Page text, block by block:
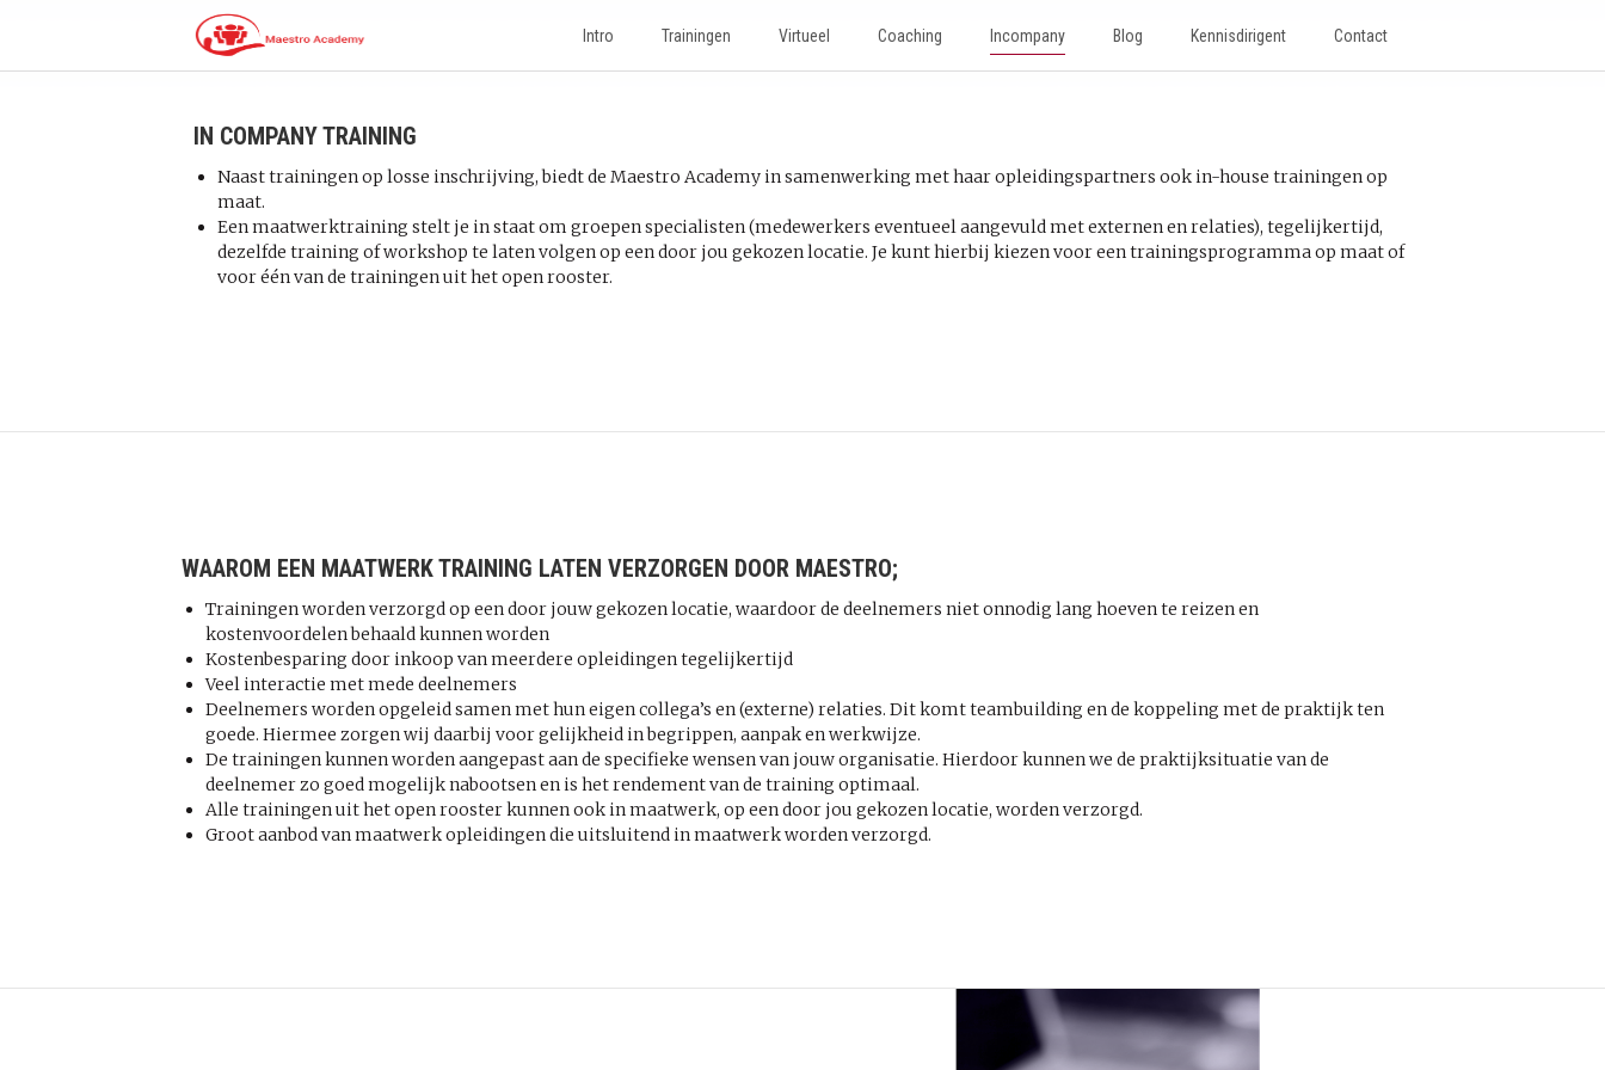
Intro Trainingen Virtueel Coaching Incompany Blog Kennisdirigent Contact
IN COMPANY TRAINING
Naast trainingen op losse inschrijving, biedt de Maestro Academy in samenwerking met haar opleidingspartners ook in-house trainingen op
maat.
Een maatwerktraining stelt je in staat om groepen specialisten (medewerkers eventueel aangevuld met externen en relaties), tegelijkertijd,
dezelfde training of workshop te laten volgen op een door jou gekozen locatie. Je kunt hierbij kiezen voor een trainingsprogramma op maat of
voor één van de trainingen uit het open rooster.
WAAROM EEN MAATWERK TRAINING LATEN VERZORGEN DOOR MAESTRO;
Trainingen worden verzorgd op een door jouw gekozen locatie, waardoor de deelnemers niet onnodig lang hoeven te reizen en
kostenvoordelen behaald kunnen worden
Kostenbesparing door inkoop van meerdere opleidingen tegelijkertijd
Veel interactie met mede deelnemers
Deelnemers worden opgeleid samen met hun eigen collega’s en (externe) relaties. Dit komt teambuilding en de koppeling met de praktijk ten
goede. Hiermee zorgen wij daarbij voor gelijkheid in begrippen, aanpak en werkwijze.
De trainingen kunnen worden aangepast aan de specifieke wensen van jouw organisatie. Hierdoor kunnen we de praktijksituatie van de
deelnemer zo goed mogelijk nabootsen en is het rendement van de training optimaal.
Alle trainingen uit het open rooster kunnen ook in maatwerk, op een door jou gekozen locatie, worden verzorgd.
Groot aanbod van maatwerk opleidingen die uitsluitend in maatwerk worden verzorgd.